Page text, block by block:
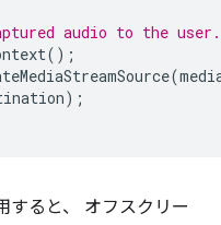
audio to the user.
();
(
);
すると、 オフスクリー